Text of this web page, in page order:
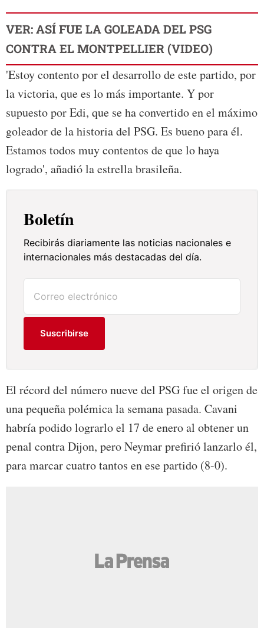
VER: ASÍ FUE LA GOLEADA DEL PSG
CONTRA EL MONTPELLIER (VIDEO)
'Estoy contento por el desarrollo de este partido, por
la victoria, que es lo más importante. Y por
supuesto por Edi, que se ha convertido en el máximo
goleador de la historia del PSG. Es bueno para él.
Estamos todos muy contentos de que lo haya
logrado', añadió la estrella brasileña.
Boletín
Recibirás diariamente las noticias nacionales e
internacionales más destacadas del día.
Suscribirse
El récord del número nueve del PSG fue el origen de
una pequeña polémica la semana pasada. Cavani
habría podido lograrlo el 17 de enero al obtener un
penal contra Dijon, pero Neymar prefirió lanzarlo él,
para marcar cuatro tantos en ese partido (8-0).